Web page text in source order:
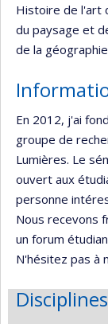
Histoire de l'art
du paysage et
de la
En 2012, j'ai
groupe de
Lumières. Le
ouvert aux
personne
Nous recevons
un forum
N'hésitez pas à
Disciplines